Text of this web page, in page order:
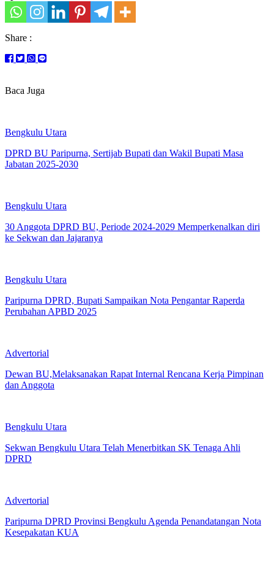
Share :
Baca Juga
Bengkulu Utara
DPRD BU Paripurna, Sertijab Bupati dan Wakil Bupati Masa
Jabatan 2025-2030
Bengkulu Utara
30 Anggota DPRD BU, Periode 2024-2029 Memperkenalkan diri
ke Sekwan dan Jajaranya
Bengkulu Utara
Paripurna DPRD, Bupati Sampaikan Nota Pengantar Raperda
Perubahan APBD 2025
Advertorial
Dewan BU,Melaksanakan Rapat Internal Rencana Kerja Pimpinan
dan Anggota
Bengkulu Utara
Sekwan Bengkulu Utara Telah Menerbitkan SK Tenaga Ahli
DPRD
Advertorial
Paripurna DPRD Provinsi Bengkulu Agenda Penandatangan Nota
Kesepakatan KUA